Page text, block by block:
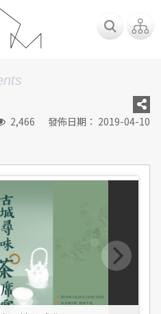
2,466 發佈日期： 2019-04-10